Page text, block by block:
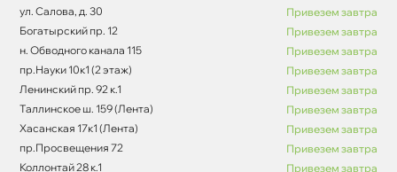
ул. Салова, д. 30
Привезем завтра
Богатырский пр. 12
Привезем завтра
н. Обводного канала 115
Привезем завтра
пр.Науки 10к1 (2 этаж)
Привезем завтра
Ленинский пр. 92 к.1
Привезем завтра
Таллинское ш. 159 (Лента)
Привезем завтра
Хасанская 17к1 (Лента)
Привезем завтра
пр.Просвещения 72
Привезем завтра
Коллонтай 28 к.1
Привезем завтра